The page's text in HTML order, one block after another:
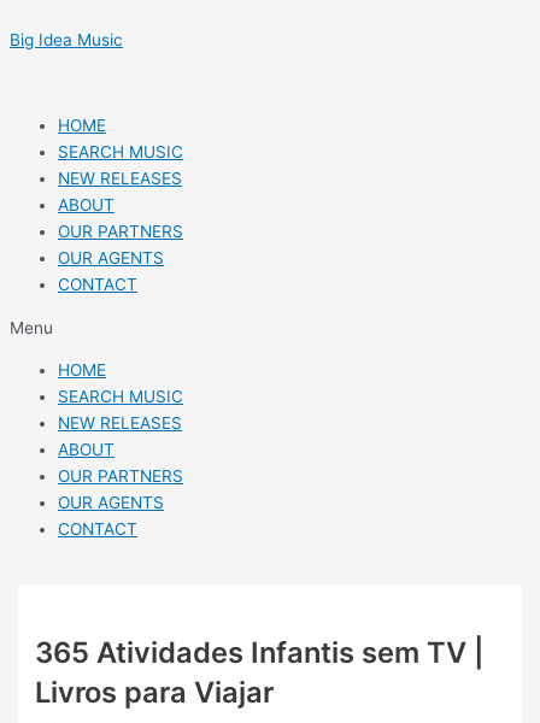
to
Big Idea Music
HOME
SEARCH MUSIC
NEW RELEASES
ABOUT
OUR PARTNERS
OUR AGENTS
CONTACT
Menu
HOME
SEARCH MUSIC
NEW RELEASES
ABOUT
OUR PARTNERS
OUR AGENTS
CONTACT
365 Atividades Infantis sem TV |
Livros para Viajar
navigation